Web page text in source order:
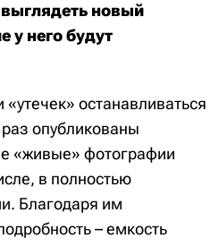
новый
у него будут
останавливаться
опубликованы
«живые» фотографии
в полностью
Благодаря им
– емкость